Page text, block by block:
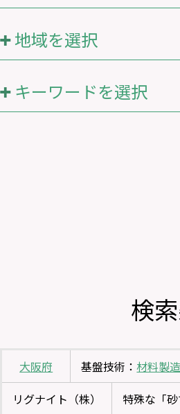
地域を選択
キーワードを選択
検
大阪府 基盤技術：材料製造
リグナイト（株）
特殊な「